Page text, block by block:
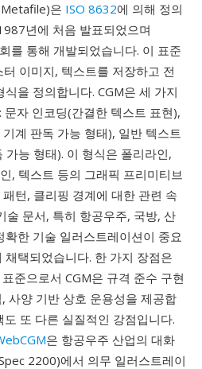
은 ISO 8632에 의해 정의
년에 처음 발표되었으며
를 통해 개발되었습니다. 이 표준
이미지, 텍스트를 저장하고 전
을 정의합니다. CGM은 세 가지
자 인코딩(간결한 텍스트 표현),
계 판독 가능 형태), 일반 텍스트
능 형태). 이 형식은 폴리라인,
, 텍스트 등의 그래픽 프리미티브
턴, 클리핑 경계에 대한 관련 속
술 문서, 특히 항공우주, 국방, 산
한 기술 일러스트레이션이 중요
택되었습니다. 한 가지 장점은
준으로서 CGM은 규격 준수 구현
사양 기반 상호 운용성을 제공합
또 다른 실질적인 강점입니다.
은 항공우주 산업의 대화
2200)에서 의무 일러스트레이